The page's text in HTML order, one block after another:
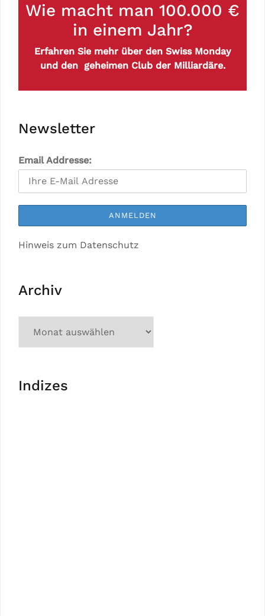
Wie macht man 100.000 €
in einem Jahr?
Erfahren Sie mehr über den Swiss Monday
und den geheimen Club der Milliardäre.
Newsletter
Email Addresse:
Hinweis zum Datenschutz
Archiv
Indizes